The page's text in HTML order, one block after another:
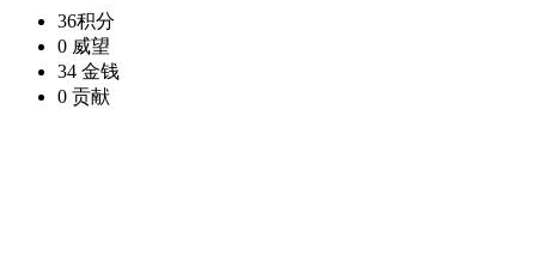
36积分
0 威望
34 金钱
0 贡献